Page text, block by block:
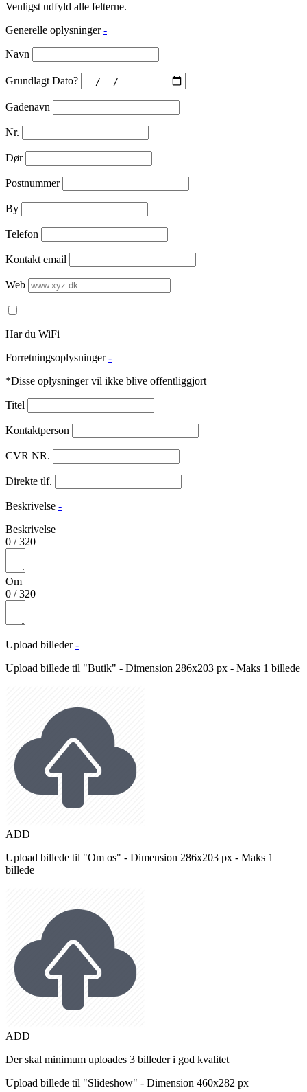
Venligst udfyld alle felterne.
Generelle oplysninger -
Navn
Grundlagt Dato?
Gadenavn
Nr.
Dør
Postnummer
By
Telefon
Kontakt email
Web
Har du WiFi
Forretningsoplysninger -
*Disse oplysninger vil ikke blive offentliggjort
Titel
Kontaktperson
CVR NR.
Direkte tlf.
Beskrivelse -
Beskrivelse
0 /320
Om
0 /320
Upload billeder -
Upload billede til "Butik" - Dimension 286x203 px - Maks 1 billede
ADD
Upload billede til "Om os" - Dimension 286x203 px - Maks 1
billede
ADD
Der skal minimum uploades 3 billeder i god kvalitet
Upload billede til "Slideshow" - Dimension 460x282 px